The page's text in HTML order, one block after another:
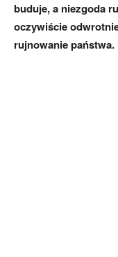
buduje, a niezgoda
oczywiście
rujnowanie państwa.